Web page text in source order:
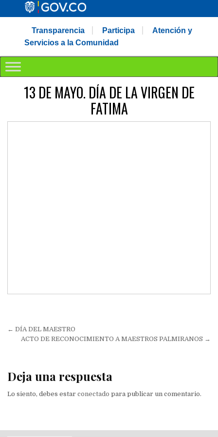
Transparencia Participa
Atención y
Servicios a la Comunidad
13 DE MAYO. DÍA DE LA VIRGEN DE
FATIMA
Navegación
de
← DÍA DEL MAESTRO
ACTO DE RECONOCIMIENTO A MAESTROS PALMIRANOS →
Deja una respuesta
Lo siento, debes estar conectado para publicar un comentario.